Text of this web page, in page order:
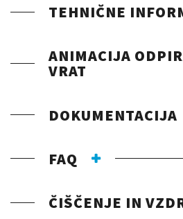
TEHNIČNE
ANIMACIJA
VRAT
DOKUMENTACIJA
FAQ
ČIŠČENJE IN